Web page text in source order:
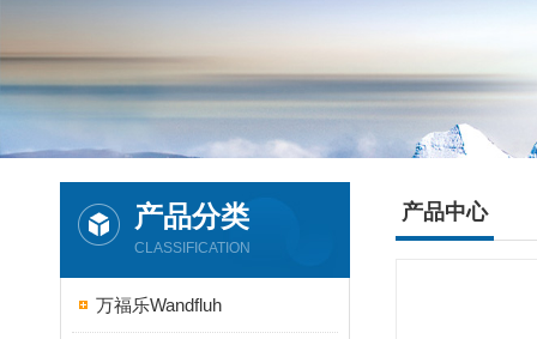
产品分类
CLASSIFICATION
万福乐Wandfluh
产品中心